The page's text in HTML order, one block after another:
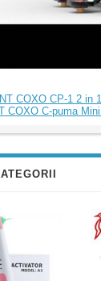
COXO CP-1 2 in
COXO C-puma